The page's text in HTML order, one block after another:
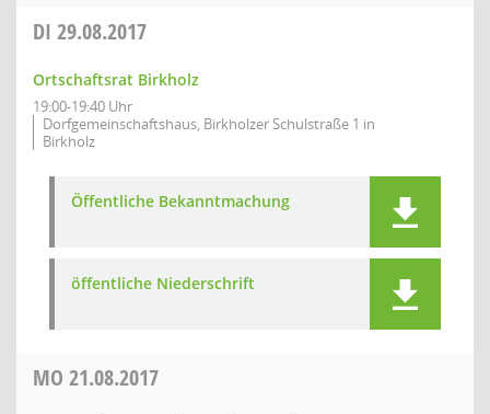
DI 29.08.2017
Ortschaftsrat Birkholz
19:00-19:40 Uhr
Dorfgemeinschaftshaus, Birkholzer Schulstraße 1 in
Birkholz
Öffentliche Bekanntmachung
öffentliche Niederschrift
MO 21.08.2017